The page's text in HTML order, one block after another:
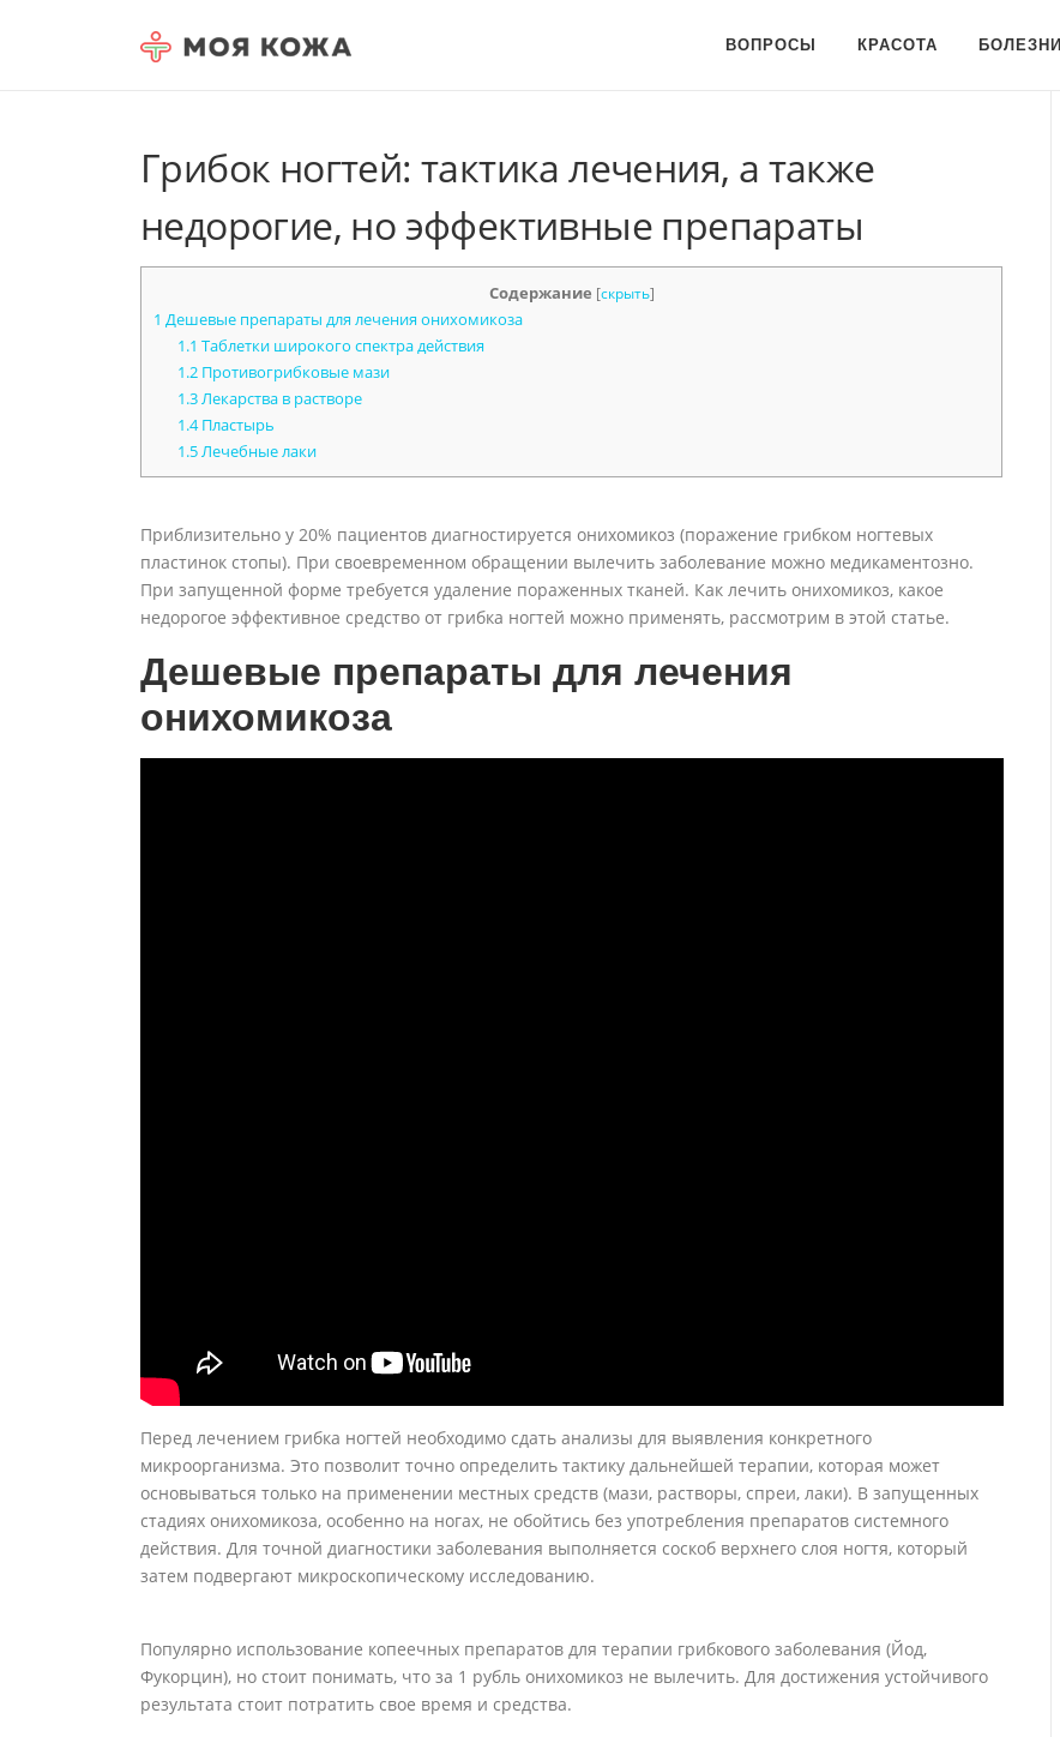
ВОПРОСЫ КРАСОТА БОЛЕЗНИ
Грибок ногтей: тактика лечения, а также
недорогие, но эффективные препараты
Содержание [скрыть]
1 Дешевые препараты для лечения онихомикоза
1.1 Таблетки широкого спектра действия
1.2Противогрибковые мази
1.3Лекарства в растворе
1.4Пластырь
1.5Лечебные лаки
Приблизительно у 20% пациентов диагностируется онихомикоз (поражение грибком ногтевых
пластинок стопы). При своевременном обращении вылечить заболевание можно медикаментозно.
При запущенной форме требуется удаление пораженных тканей. Как лечить онихомикоз, какое
недорогое эффективное средство от грибка ногтей можно применять, рассмотрим в этой статье.
Дешевые препараты для лечения
онихомикоза
Перед лечением грибка ногтей необходимо сдать анализы для выявления конкретного
микроорганизма. Это позволит точно определить тактику дальнейшей терапии, которая может
основываться только на применении местных средств (мази, растворы, спреи, лаки). В запущенных
стадиях онихомикоза, особенно на ногах, не обойтись без употребления препаратов системного
действия. Для точной диагностики заболевания выполняется соскоб верхнего слоя ногтя, который
затем подвергают микроскопическому исследованию.
Популярно использование копеечных препаратов для терапии грибкового заболевания (Йод,
Фукорцин), но стоит понимать, что за 1 рубль онихомикоз не вылечить. Для достижения устойчивого
результата стоит потратить свое время и средства.